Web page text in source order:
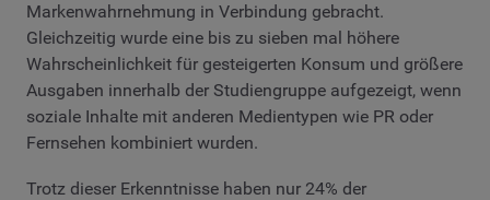
Markenwahrnehmung in Verbindung gebracht.
Gleichzeitig wurde eine bis zu sieben mal höhere
Wahrscheinlichkeit für gesteigerten Konsum und größere
Ausgaben innerhalb der Studiengruppe aufgezeigt, wenn
soziale Inhalte mit anderen Medientypen wie PR oder
Fernsehen kombiniert wurden.
Trotz dieser Erkenntnisse haben nur 24% der